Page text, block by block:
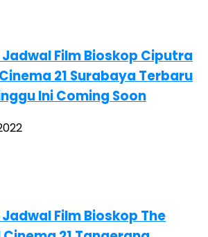
Film Bioskop Ciputra
21 Surabaya Terbaru
Ini Coming Soon
Film Bioskop The